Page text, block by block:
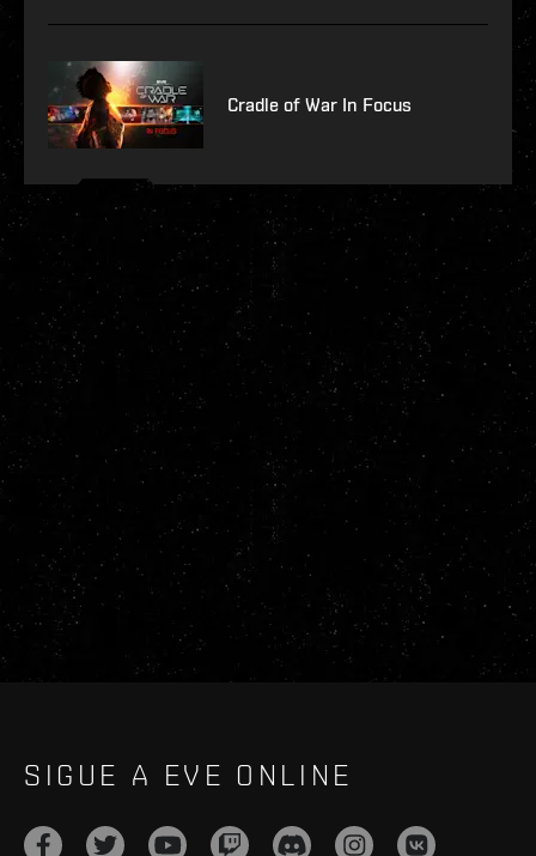
Cradle of War In Focus
SIGUE A EVE ONLINE